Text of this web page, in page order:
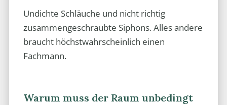
Undichte Schläuche und nicht richtig
zusammengeschraubte Siphons. Alles andere
braucht höchstwahrscheinlich einen
Fachmann.
Warum muss der Raum unbedingt